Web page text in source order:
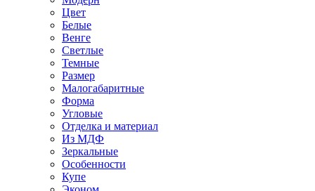
Цвет
Белые
Венге
Светлые
Темные
Размер
Малогабаритные
Форма
Угловые
Отделка и материал
Из МДФ
Зеркальные
Особенности
Купе